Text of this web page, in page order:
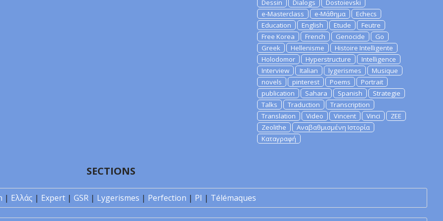
Dessin
Dialogs
Dostoievski
e-Masterclass
e-Μάθημα
Echecs
Education
English Etude
Feutre
Free Korea
French Genocide
Go
Greek
Hellenisme
Histoire Intelligente
Holodomor
Hyperstructure
Intelligence
Interview
Italian lygerismes
Musique
novels
pinterest Poems
Portrait
publication
Sahara Spanish
Strategie
Talks
Traduction
Transcription
Translation
Video Vincent Vinci
ZEE
Zeolithe
Αναβαθμισμένη Ιστορία
Καταγραφή
SECTIONS
| Ελλάς | Expert | GSR | Lygerismes | Perfection | PI | Télémaques